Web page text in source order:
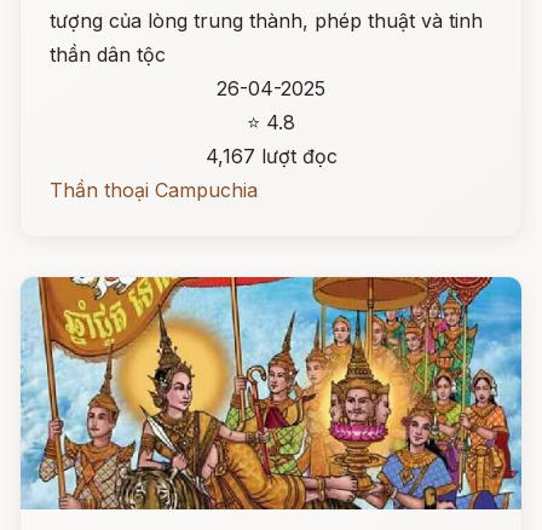
tượng của lòng trung thành, phép thuật và tinh
thần dân tộc
26-04-2025
⭐ 4.8
4,167 lượt đọc
Thần thoại Campuchia